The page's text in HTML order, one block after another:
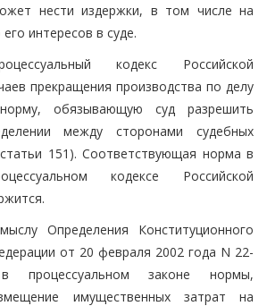
нести издержки, в том числе на
интересов в суде.
кодекс Российской
прекращения производства по делу
норму, обязывающую суд разрешить
между сторонами судебных
151). Соответствующая норма в
кодексе Российской
Определения Конституционного
от 20 февраля 2002 года N 22-
процессуальном законе нормы,
имущественных затрат на